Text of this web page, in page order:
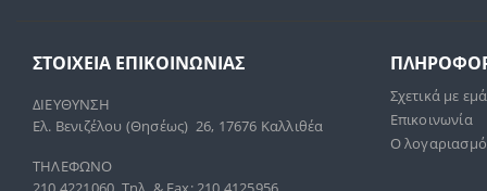
ΣΤΟΙΧΕΊΑ ΕΠΙΚΟΙΝΩΝΊΑΣ
ΔΙΕΥΘΥΝΣΗ
Ελ. Βενιζέλου (Θησέως) 26, 17676 Καλλιθέα
ΤΗΛΕΦΩΝΟ
Σχετικά με
Επικοινωνία
Ο